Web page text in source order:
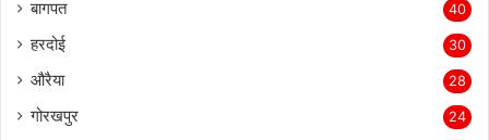
बागपत 40
हरदोई 30
औरैया 28
गोरखपुर 24